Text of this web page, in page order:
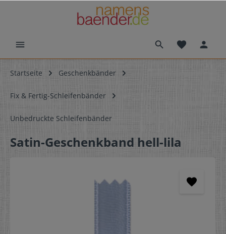
Startseite Geschenkbänder
Fix & Fertig-Schleifenbänder
Unbedruckte Schleifenbänder
Satin-Geschenkband hell-lila